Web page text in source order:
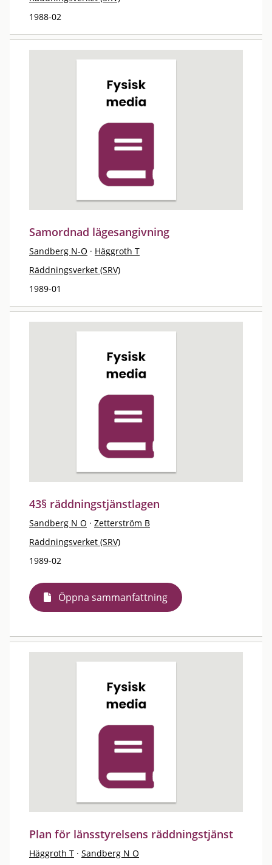
1988-02
Samordnad lägesangivning
Sandberg N-O · Häggroth T
Räddningsverket (SRV)
1989-01
43§ räddningstjänstlagen
Sandberg N O · Zetterström B
Räddningsverket (SRV)
1989-02
Öppna sammanfattning
Plan för länsstyrelsens räddningstjänst
Häggroth T · Sandberg N O